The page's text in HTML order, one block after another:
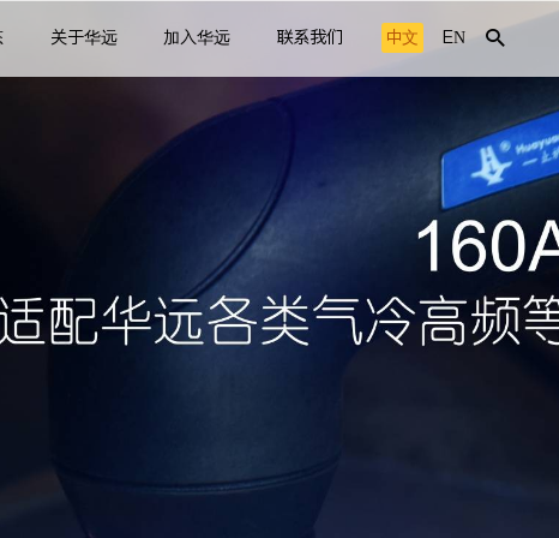
关于华远 加入华远 联系我们 中文 EN 